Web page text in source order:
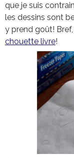
que je suis
les dessins sont
y prend goût!
chouette livre!